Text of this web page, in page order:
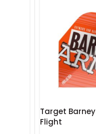
Target
Flight